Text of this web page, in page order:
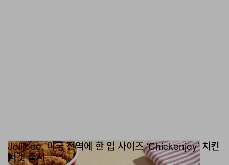
Jollibee, 미국 전역에 한 입 사이즈 ‘Chickenjoy’ 치킨
너겟 출시